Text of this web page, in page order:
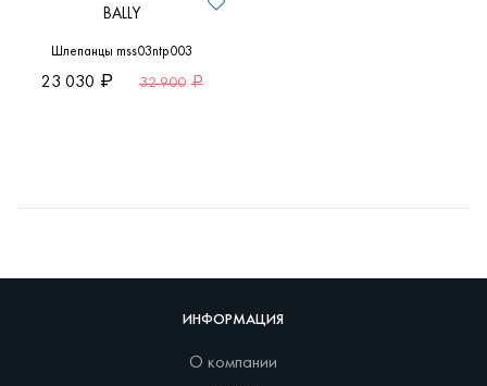
BALLY
Шлепанцы mss03ntp003
23 030 32 900
ИНФОРМАЦИЯ
О компании